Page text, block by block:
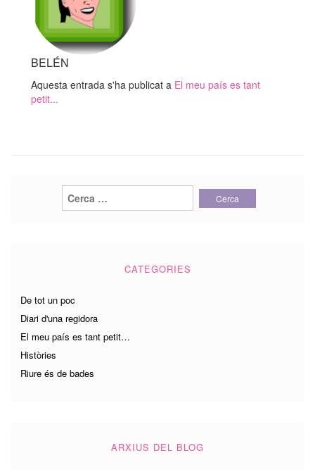
BELÉN
Aquesta entrada s'ha publicat a El meu país es tant
petit...
Cerca:
CATEGORIES
De tot un poc
Diari d'una regidora
El meu país es tant petit…
Històries
Riure és de bades
ARXIUS DEL BLOG